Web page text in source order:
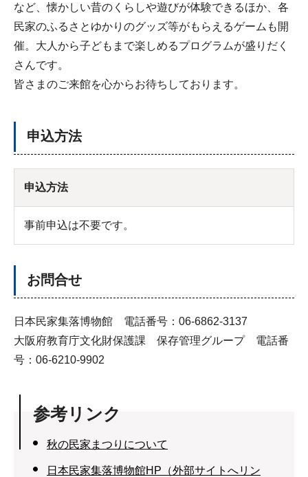
など、懐かしい昔のくらしや遊びが体験できるほか、各
民家のふるさとゆかりのグッズ等がもらえるゲームも開
催。大人から子どもまで楽しめるプログラムが盛りだく
さんです。
皆さまのご来館を心からお待ちしております。
申込方法
申込方法
事前申込は不要です。
お問合せ
日本民家集落博物館 電話番号：06-6862-3137
大阪府教育庁文化財保護課 保存管理グループ 電話番
号：06-6210-9902
参考リンク
秋の民家まつりについて
日本民家集落博物館HP（外部サイトへリン